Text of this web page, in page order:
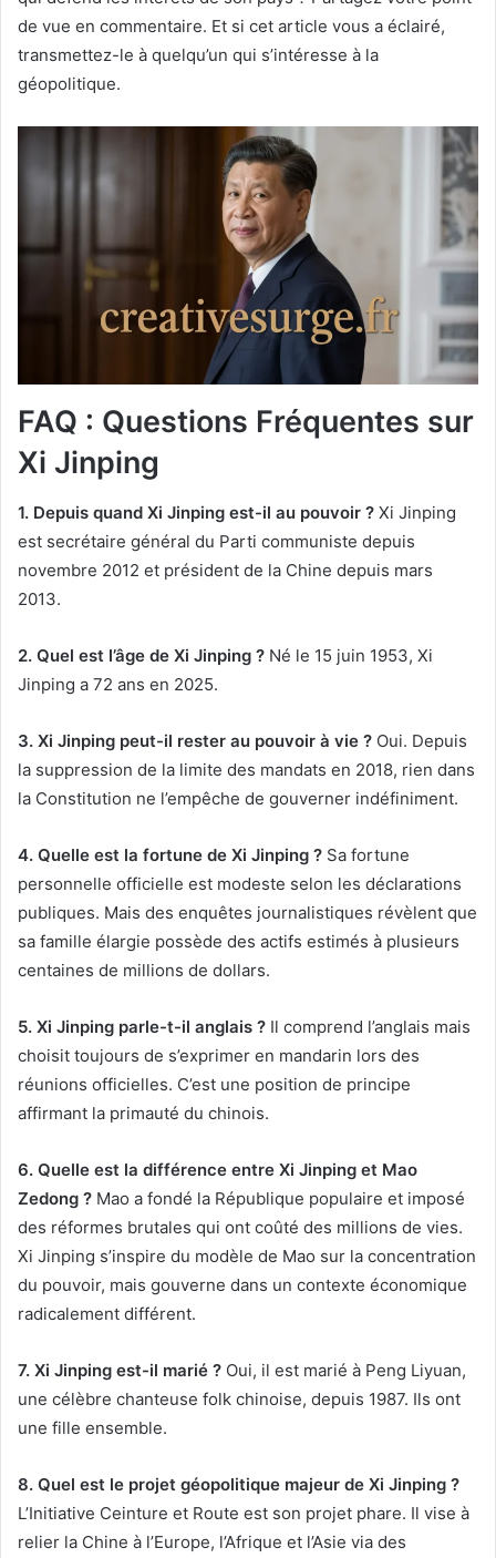
de vue en commentaire. Et si cet article vous a éclairé,
transmettez-le à quelqu’un qui s’intéresse à la
géopolitique.
FAQ : Questions Fréquentes sur
Xi Jinping
1. Depuis quand Xi Jinping est-il au pouvoir ? Xi Jinping
est secrétaire général du Parti communiste depuis
novembre 2012 et président de la Chine depuis mars
2013.
2. Quel est l’âge de Xi Jinping ? Né le 15 juin 1953, Xi
Jinping a 72 ans en 2025.
3. Xi Jinping peut-il rester au pouvoir à vie ? Oui. Depuis
la suppression de la limite des mandats en 2018, rien dans
la Constitution ne l’empêche de gouverner indéfiniment.
4. Quelle est la fortune de Xi Jinping ? Sa fortune
personnelle officielle est modeste selon les déclarations
publiques. Mais des enquêtes journalistiques révèlent que
sa famille élargie possède des actifs estimés à plusieurs
centaines de millions de dollars.
5. Xi Jinping parle-t-il anglais ? Il comprend l’anglais mais
choisit toujours de s’exprimer en mandarin lors des
réunions officielles. C’est une position de principe
affirmant la primauté du chinois.
6. Quelle est la différence entre Xi Jinping et Mao
Zedong ? Mao a fondé la République populaire et imposé
des réformes brutales qui ont coûté des millions de vies.
Xi Jinping s’inspire du modèle de Mao sur la concentration
du pouvoir, mais gouverne dans un contexte économique
radicalement différent.
7. Xi Jinping est-il marié ? Oui, il est marié à Peng Liyuan,
une célèbre chanteuse folk chinoise, depuis 1987. Ils ont
une fille ensemble.
8. Quel est le projet géopolitique majeur de Xi Jinping ?
L’Initiative Ceinture et Route est son projet phare. Il vise à
relier la Chine à l’Europe, l’Afrique et l’Asie via des